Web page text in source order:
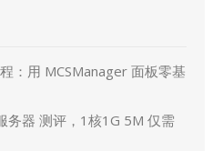
：用 MCSManager 面板零基
务器 测评，1核1G 5M 仅需